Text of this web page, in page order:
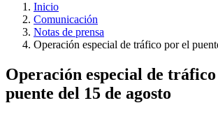
Inicio
Comunicación
Notas de prensa
Operación especial de tráfico por el
Operación especial de
puente del 15 de agosto